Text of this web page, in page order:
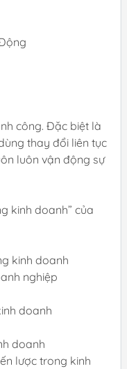
công. Đặc biệt là
thay đổi liên tục
luôn vận động sự
kinh doanh” của
kinh doanh
nghiệp
doanh
doanh
lược trong kinh